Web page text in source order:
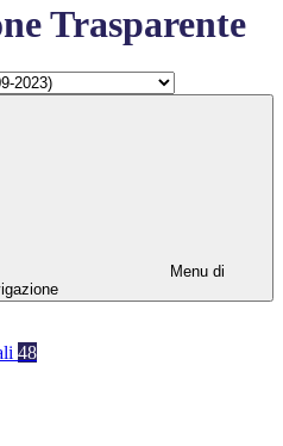
Trasparente
Menu di
48